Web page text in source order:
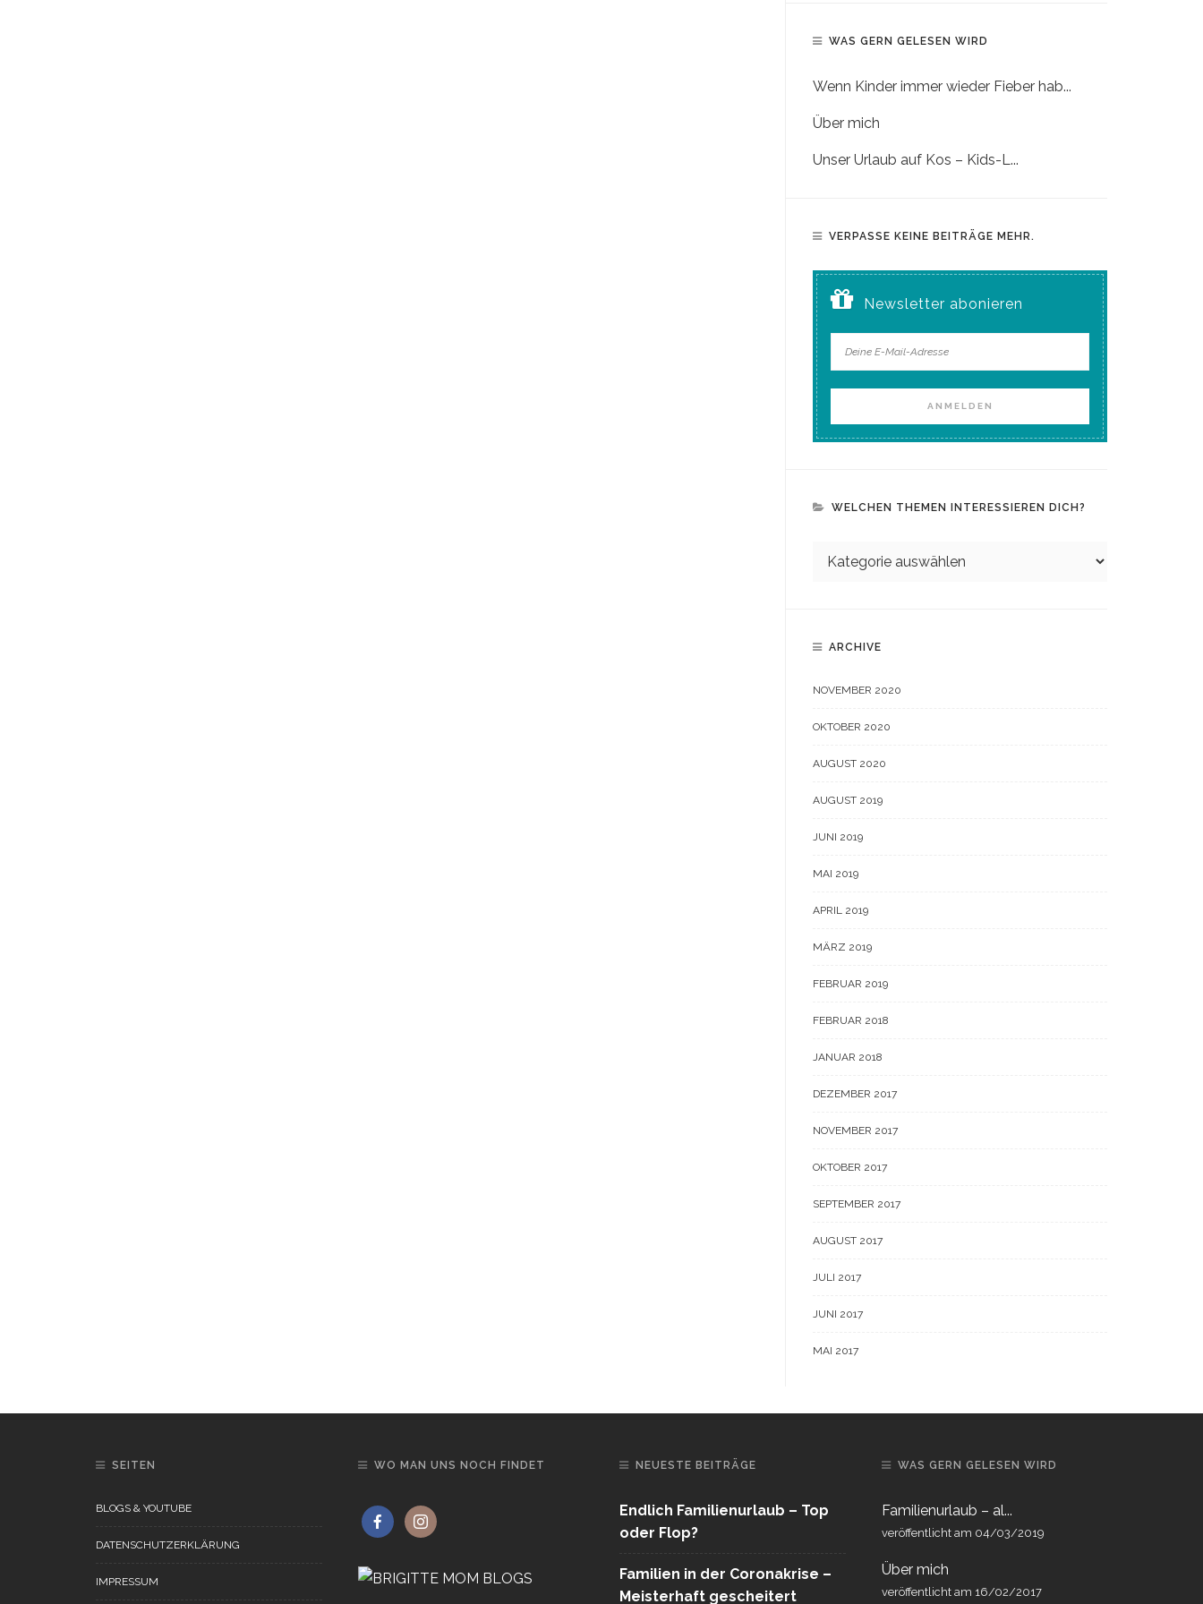
WAS GERN GELESEN WIRD
Wenn Kinder immer wieder Fieber hab...
Über mich
Unser Urlaub auf Kos – Kids-L...
VERPASSE KEINE BEITRÄGE MEHR.
Newsletter abonieren
WELCHEN THEMEN INTERESSIEREN DICH?
ARCHIVE
NOVEMBER 2020
OKTOBER 2020
AUGUST 2020
AUGUST 2019
JUNI 2019
MAI 2019
APRIL 2019
MÄRZ 2019
FEBRUAR 2019
FEBRUAR 2018
JANUAR 2018
DEZEMBER 2017
NOVEMBER 2017
OKTOBER 2017
SEPTEMBER 2017
AUGUST 2017
JULI 2017
JUNI 2017
MAI 2017
SEITEN
BLOGS & YOUTUBE
DATENSCHUTZERKLÄRUNG
IMPRESSUM
WO MAN UNS NOCH FINDET NEUESTE BEITRÄGE
Endlich Familienurlaub – Top
oder Flop?
Familien in der Coronakrise –
Meisterhaft gescheitert
WAS GERN GELESEN WIRD
Familienurlaub – al...
veröffentlicht am 04/03/2019
Über mich
veröffentlicht am 16/02/2017